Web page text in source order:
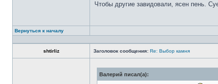
Чтобы другие завидовали, ясен пень.
Вернуться к началу
shtirliz Заголовок сообщения: Re: Выбор камня
Валерий писал(а):